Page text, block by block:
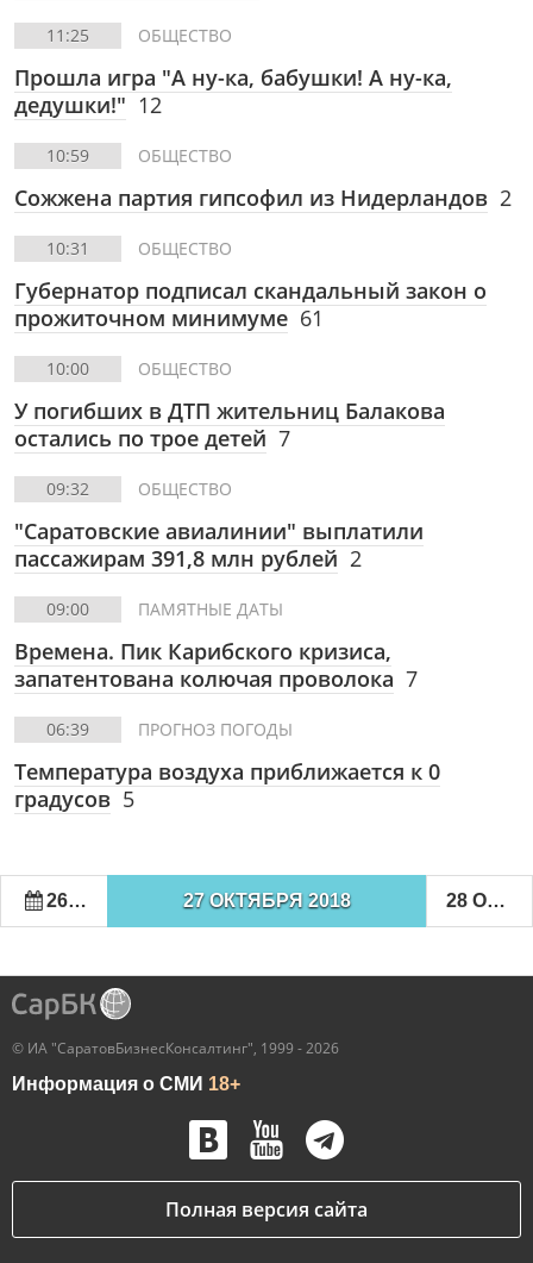
11:25 ОБЩЕСТВО
Прошла игра "А ну-ка, бабушки! А ну-ка,
дедушки!" 12
10:59 ОБЩЕСТВО
Сожжена партия гипсофил из Нидерландов 2
10:31 ОБЩЕСТВО
Губернатор подписал скандальный закон о
прожиточном минимуме 61
10:00 ОБЩЕСТВО
У погибших в ДТП жительниц Балакова
остались по трое детей 7
09:32 ОБЩЕСТВО
"Саратовские авиалинии" выплатили
пассажирам 391,8 млн рублей 2
09:00 ПАМЯТНЫЕ ДАТЫ
Времена. Пик Карибского кризиса,
запатентована колючая проволока 7
06:39 ПРОГНОЗ ПОГОДЫ
Температура воздуха приближается к 0
градусов 5
26 ОКТЯБРЯ 2018 27 ОКТЯБРЯ 2018 28 ОКТЯБРЯ 2018
© ИА "СаратовБизнесКонсалтинг", 1999 - 2026
Информация о СМИ 18+
Полная версия сайта